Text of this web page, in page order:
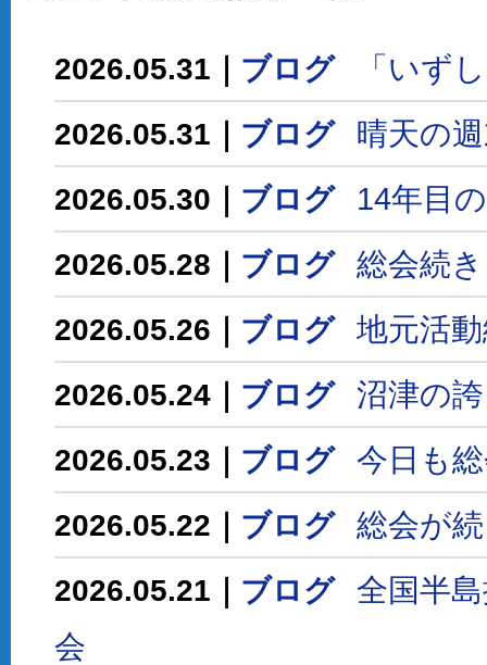
2026.05.31｜ ブログ 「いず
2026.05.31｜ ブログ 晴天の
2026.05.30｜ ブログ 14年目
2026.05.28｜ ブログ 総会続
2026.05.26｜ ブログ 地元活
2026.05.24｜ ブログ 沼津の
2026.05.23｜ ブログ 今日も
2026.05.22｜ ブログ 総会が
2026.05.21｜ ブログ
全国半
会